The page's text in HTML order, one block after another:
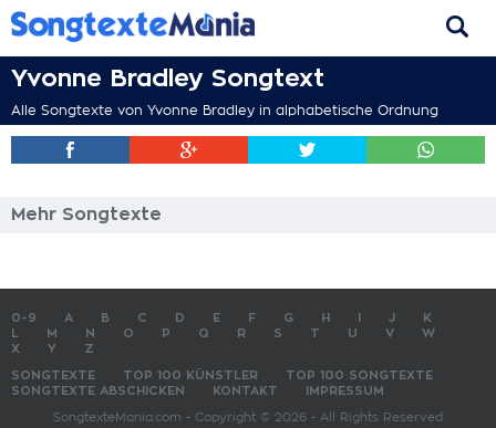
Yvonne Bradley Songtext
Alle Songtexte von Yvonne Bradley in alphabetische Ordnung
Mehr Songtexte
0-9 A B C D E F G H J
K
M N O P Q R S T U V
W
X
Y Z
SONGTEXTE TOP 100 KÜNSTLER
TOP 100 SONGTEXTE
SONGTEXTE ABSCHICKEN
KONTAKT IMPRESSUM
SongtexteMania.com - Copyright © 2026 - All Rights Reserved